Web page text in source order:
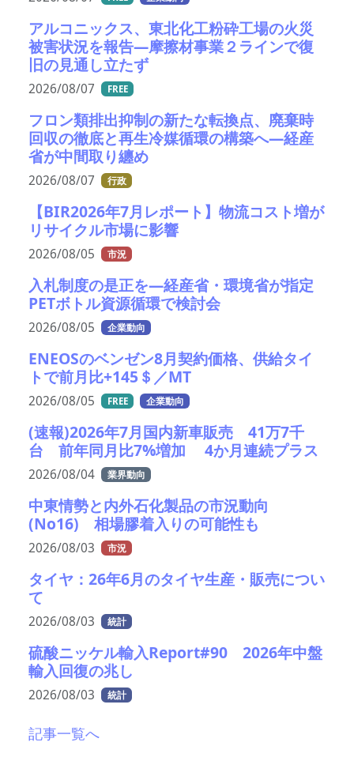
アルコニックス、東北化工粉砕工場の火災
被害状況を報告―摩擦材事業２ラインで復
旧の見通し立たず
2026/08/07 FREE
フロン類排出抑制の新たな転換点、廃棄時
回収の徹底と再生冷媒循環の構築へ―経産
省が中間取り纏め
2026/08/07 行政
【BIR2026年7月レポート】物流コスト増が
リサイクル市場に影響
2026/08/05 市況
入札制度の是正を—経産省・環境省が指定
PETボトル資源循環で検討会
2026/08/05 企業動向
ENEOSのベンゼン8月契約価格、供給タイ
トで前月比+145＄／MT
2026/08/05 FREE 企業動向
(速報)2026年7月国内新車販売 41万7千
台 前年同月比7%増加 4か月連続プラス
2026/08/04 業界動向
中東情勢と内外石化製品の市況動向
(No16) 相場膠着入りの可能性も
2026/08/03 市況
タイヤ：26年6月のタイヤ生産・販売につい
て
2026/08/03 統計
硫酸ニッケル輸入Report#90 2026年中盤
輸入回復の兆し
2026/08/03 統計
記事一覧へ